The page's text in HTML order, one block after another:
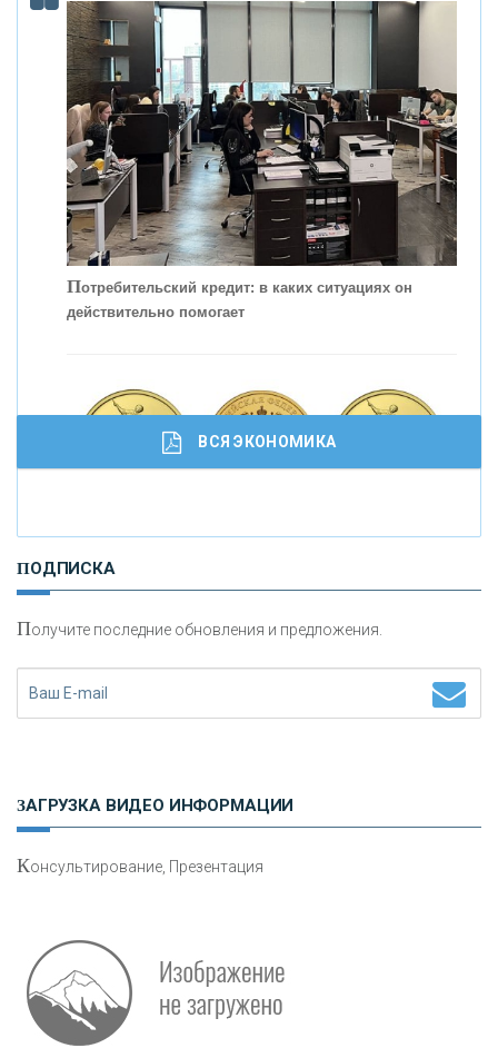
КОНТАКТЫ
Потребительский кредит: в каких ситуациях он
действительно помогает
И
сохранения и увеличения капитала
ВСЯ ЭКОНОМИКА
ПОДПИСКА
Получите последние обновления и предложения.
ЗАГРУЗКА ВИДЕО ИНФОРМАЦИИ
Консультирование, Презентация